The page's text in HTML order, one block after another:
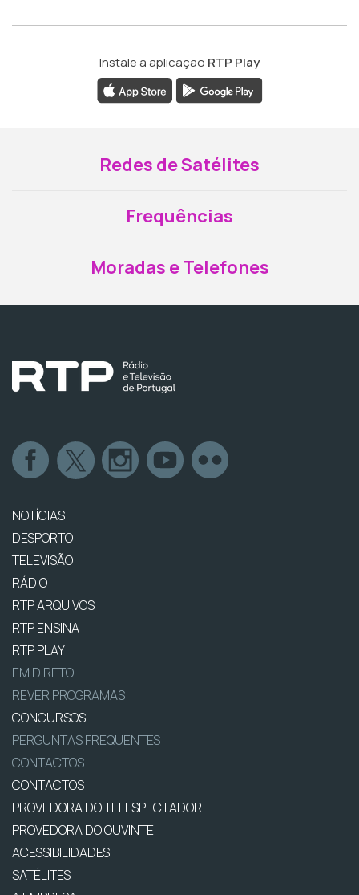
Instale a aplicação RTP Play
Redes de Satélites
Frequências
Moradas e Telefones
NOTÍCIAS
DESPORTO
TELEVISÃO
RÁDIO
RTP ARQUIVOS
RTP ENSINA
RTP PLAY
EM DIRETO
REVER PROGRAMAS
CONCURSOS
PERGUNTAS FREQUENTES
CONTACTOS
CONTACTOS
PROVEDORA DO TELESPECTADOR
PROVEDORA DO OUVINTE
ACESSIBILIDADES
SATÉLITES